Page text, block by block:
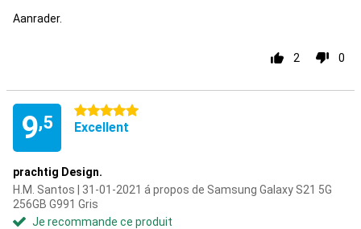
Aanrader.
2 0
9,5
5 étoiles
Excellent
prachtig Design.
H.M. Santos | 31-01-2021 á propos de Samsung Galaxy S21 5G
256GB G991 Gris
Je recommande ce produit